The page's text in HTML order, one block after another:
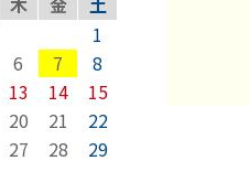
1
6 7
8
13 14
15
20 21
22
27 28
29